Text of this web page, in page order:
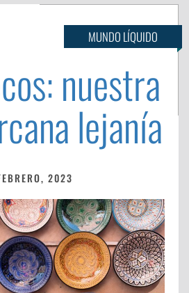
MUNDO LÍQUIDO
nuestra
lejanía
2023